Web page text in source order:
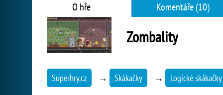
O hře Komentáře (10)
Zombality
Superhry.cz → Skákačky → Logické skákačky